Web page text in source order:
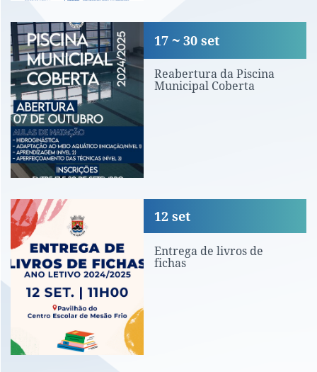
Reabertura da Piscina Municipal
Reabertura da Piscina
Municipal Coberta
17 30 set
Entrega de livros de fichas
Entrega de livros de
fichas
12 set